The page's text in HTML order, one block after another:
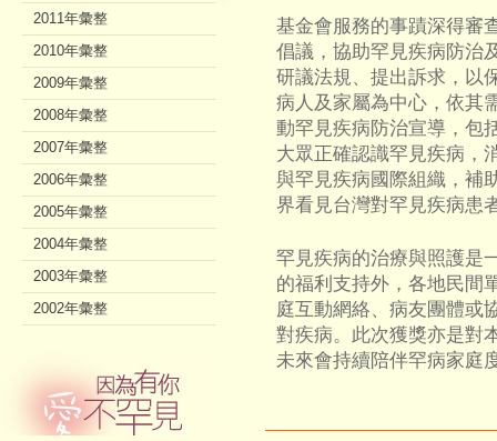
基金會服務的事蹟深得審
倡議，協助罕見疾病防治
研議法規、提出訴求，以
病人及家屬為中心，依其
動罕見疾病防治宣導，包
大眾正確認識罕見疾病，
與罕見疾病國際組織，補
界看見台灣對罕見疾病患
罕見疾病的治療與照護是
的福利支持外，各地民間
庭互動網絡、病友團體或
對疾病。此次獲獎亦是對
未來會持續陪伴罕病家庭
2011年彙整
2010年彙整
2009年彙整
2008年彙整
2007年彙整
2006年彙整
2005年彙整
2004年彙整
2003年彙整
2002年彙整